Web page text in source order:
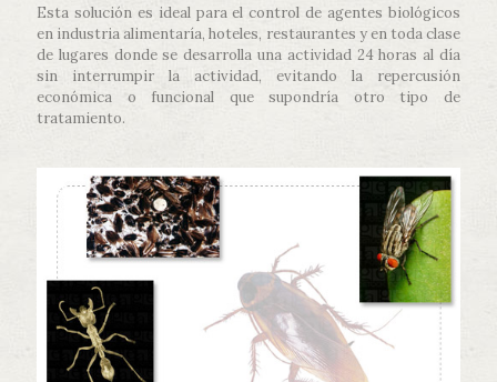
Esta solución es ideal para el control de agentes biológicos
en industria alimentaría, hoteles, restaurantes y en toda clase
de lugares donde se desarrolla una actividad 24 horas al día
sin interrumpir la actividad, evitando la repercusión
económica o funcional que supondría otro tipo de
tratamiento.